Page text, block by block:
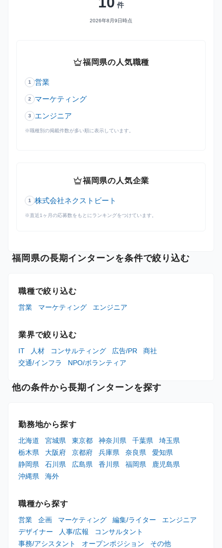
件
2026年8月9日時点
crown福岡県の人気職種
1 営業
2 マーケティング
3 エンジニア
※職種別の掲載件数が多い順に表示しています。
crown福岡県の人気企業
1 株式会社ネクストビート
※直近1ヶ月の応募数をもとにランキングをつけています。
福岡県の長期インターンを条件で絞り込む
職種で絞り込む
営業 マーケティング エンジニア
業界で絞り込む
IT 人材 コンサルティング 広告/PR
商社
交通/インフラ
NPO/ボランティア
他の条件から長期インターンを探す
勤務地から探す
北海道 宮城県 東京都 神奈川県 千葉県
埼玉県
栃木県
大阪府 京都府 兵庫県 奈良県
愛知県
静岡県
石川県 広島県 香川県 福岡県
鹿児島県
沖縄県
海外
職種から探す
営業 企画 マーケティング 編集/ライター
エンジニア
デザイナー
人事/広報
コンサルタント
事務/アシスタント
オープンポジション その他